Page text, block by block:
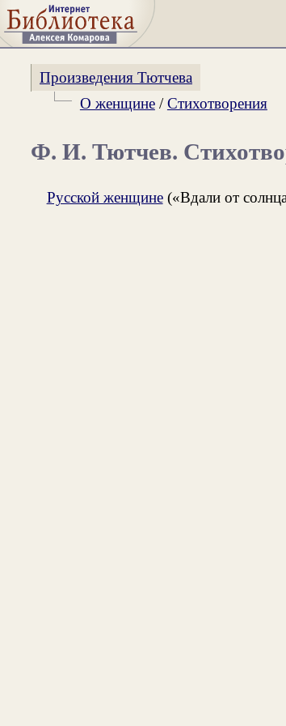
Произведения Тютчева
О женщине/Стихотворения
Ф. И. Тютчев.
Русской женщине(«Вдали от